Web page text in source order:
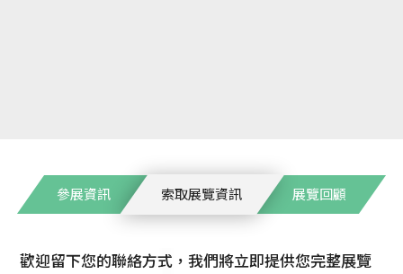
參展資訊 索取展覽資訊 展覽回顧
歡迎留下您的聯絡方式，我們將立即提供您完整展覽